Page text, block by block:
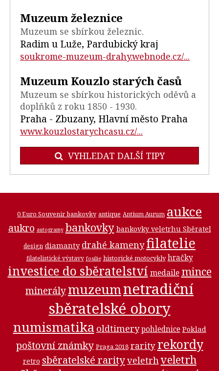
Muzeum železnice
Muzeum se sbírkou železnic.
Radim u Luže, Pardubický kraj
soukrome-muzeum-drahy.webnode.cz/...
Muzeum Kouzlo starých časů
Muzeum se sbírkou historických oděvů a
doplňků z roku 1850 - 1930.
Praha - Zbuzany, Hlavní město Praha
www.kouzlostarychcasu.cz/...
VYHLEDAT DALŠÍ TIPY
0 Euro Souvenir bankovky antique Antium Aurum aukce
aukro autogramy bankovky bankovky veletrhu Sběratel
design diamanty drahé kamenyfilatelie
filatelistické výstavy fosilie historické motocykly hračky
investice do sběratelství medaile mince
minerálymuzeumnetradiční
sběratelské obory
numismatika oldtimery pohlednice Poklad
poštovní známky Praga 2018 rarity rekordy
retro sběratelské rarityveletrhveletrh